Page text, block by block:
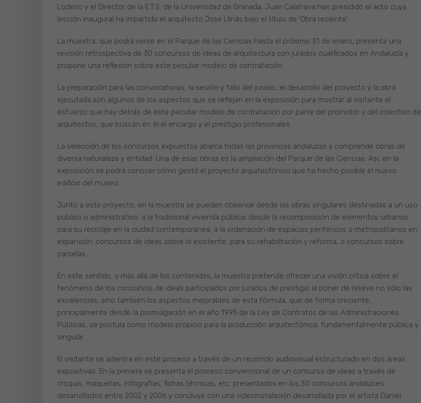
Lodeiro y el Director de la E.T.S. de la Universidad de Granada, Juan Calatrava han presidido el acto cuya
lección inaugural ha impartido el arquitecto Jose Llinás bajo el título de ‘Obra reciente’.
La muestra, que podrá verse en el Parque de las Ciencias hasta el próximo 31 de enero, presenta una
revisión retrospectiva de 30 concursos de ideas de arquitectura con jurados cualificados en Andalucía y
propone una reflexión sobre este peculiar modelo de contratación.
La preparación para las convocatorias, la sesión y fallo del jurado, el desarrollo del proyecto y la obra
ejecutada son algunos de los aspectos que se reflejan en la exposición para mostrar al visitante el
esfuerzo que hay detrás de este peculiar modelo de contratación por parte del promotor y del colectivo de
arquitectos, que buscan en él el encargo y el prestigio profesionales.
La selección de los concursos expuestos abarca todas las provincias andaluzas y comprende obras de
diversa naturaleza y entidad. Una de esas obras es la ampliación del Parque de las Ciencias. Así, en la
exposición se podrá conocer cómo gestó el proyecto arquitectónico que ha hecho posible el nuevo
edificio del museo.
Junto a este proyecto, en la muestra se pueden observar desde las obras singulares destinadas a un uso
público o administrativo, a la tradicional vivienda pública; desde la recomposición de elementos urbanos
para su reciclaje en la ciudad contemporánea, a la ordenación de espacios periféricos o metropolitanos en
expansión; concursos de ideas sobre lo existente, para su rehabilitación y reforma, o concursos sobre
parcelas.
En este sentido, y más allá de los contenidos, la muestra pretende ofrecer una visión crítica sobre el
fenómeno de los concursos de ideas participados por jurados de prestigio al poner de relieve no sólo las
excelencias, sino también los aspectos mejorables de esta fórmula, que de forma creciente,
principalmente desde la promulgación en el año 1995 de la Ley de Contratos de las Administraciones
Públicas, se postula como modelo propicio para la producción arquitectónica, fundamentalmente pública y
singular.
El visitante se adentra en este proceso a través de un recorrido audiovisual estructurado en dos áreas
expositivas. En la primera se presenta el proceso convencional de un concurso de ideas a través de
croquis, maquetas, infografías, fichas técnicas, etc. presentados en los 30 concursos andaluces
desarrollados entre 2002 y 2006 y concluye con una videoinstalación desarrollada por el artista Daniel